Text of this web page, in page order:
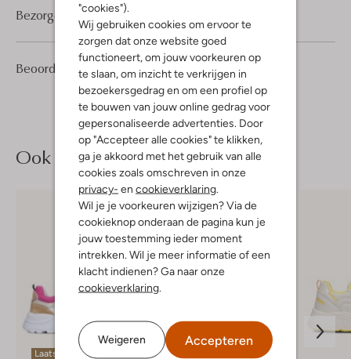
"cookies").
Wij gebruiken cookies om ervoor te
zorgen dat onze website goed
functioneert, om jouw voorkeuren op
te slaan, om inzicht te verkrijgen in
bezoekersgedrag en om een profiel op
te bouwen van jouw online gedrag voor
gepersonaliseerde advertenties. Door
op "Accepteer alle cookies" te klikken,
ga je akkoord met het gebruik van alle
cookies zoals omschreven in onze
privacy- en cookieverklaring
Wil je je voorkeuren wijzigen? Via de
cookieknop onderaan de pagina kun je
jouw toestemming ieder moment
intrekken. Wil je meer informatie of een
klacht indienen? Ga naar onze
cookieverklaring
Weigeren Accepteren
Beoordelingen (2) 4/5
2
4
Sterren
Bezorgen & retourneren
Ook iets voor jou?
Laatste item